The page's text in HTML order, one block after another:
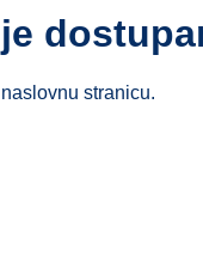
naslovnu stranicu.